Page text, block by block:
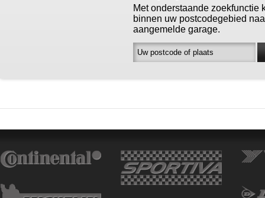
Met onderstaande zoekfunctie
binnen uw postcodegebied
aangemelde garage.